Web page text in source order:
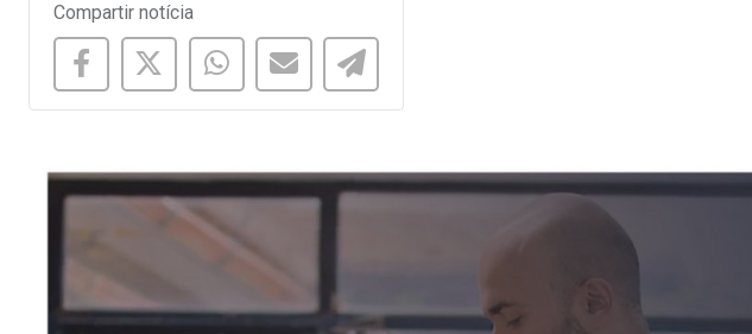
Compartir notícia